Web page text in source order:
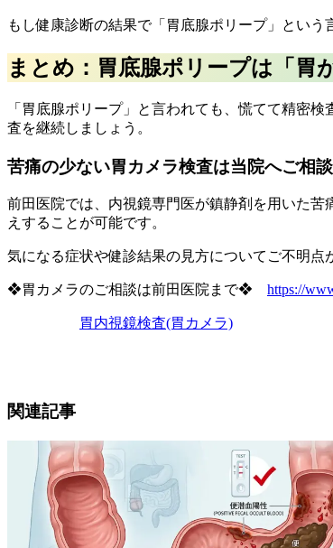
もし健康診断の結果で「胃底腺ポリープ」とい
まとめ：胃底腺ポリープは「胃
「胃底腺ポリープ」と言われても、慌てて精密
査を継続しましょう。
苦痛の少ない胃カメラ検査は当院へご相
前田医院では、内視鏡専門医が鎮静剤を用いた
えすることが可能です。
気になる症状や健診結果の見方についてご不明点
❖胃カメラのご相談は前田医院まで❖ https://
胃内視鏡検査(胃カメラ)
関連記事